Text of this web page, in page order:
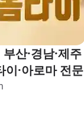
산·경남·제주
이·아로마 전문